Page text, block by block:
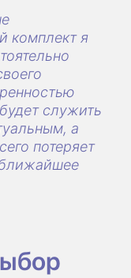
комплект я
служить
а
потеряет